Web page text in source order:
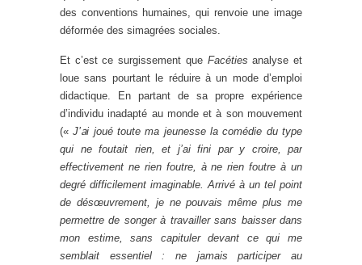
des conventions humaines, qui renvoie une image
déformée des simagrées sociales.
Et c’est ce surgissement que Facéties analyse et
loue sans pourtant le réduire à un mode d’emploi
didactique. En partant de sa propre expérience
d’individu inadapté au monde et à son mouvement
(«J’ai joué toute ma jeunesse la comédie du type
qui ne foutait rien, et j’ai fini par y croire, par
effectivement ne rien foutre, à ne rien foutre à un
degré difficilement imaginable. Arrivé à un tel point
de désœuvrement, je ne pouvais même plus me
permettre de songer à travailler sans baisser dans
mon estime, sans capituler devant ce qui me
semblait essentiel : ne jamais participer au